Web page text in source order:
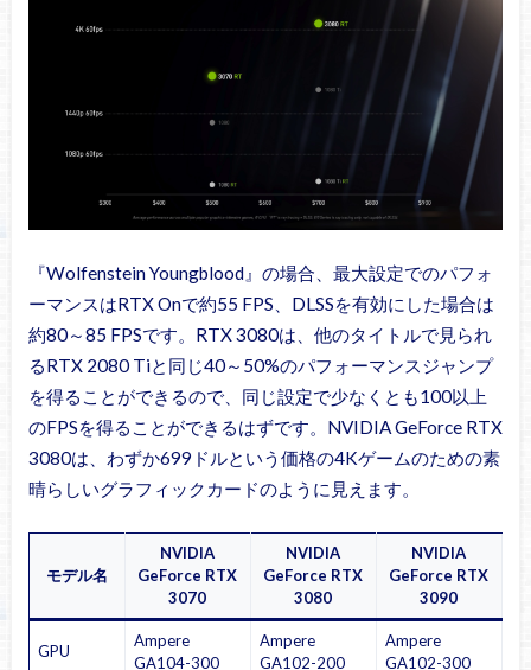
『Wolfenstein Youngblood』の場合、最大設定でのパフォ
ーマンスはRTX Onで約55 FPS、DLSSを有効にした場合は
約80～85 FPSです。RTX 3080は、他のタイトルで見られ
るRTX 2080 Tiと同じ40～50%のパフォーマンスジャンプ
を得ることができるので、同じ設定で少なくとも100以上
のFPSを得ることができるはずです。NVIDIA GeForce RTX
3080は、わずか699ドルという価格の4Kゲームのための素
晴らしいグラフィックカードのように見えます。
モデル名
NVIDIA
GeForce RTX
3070
NVIDIA
GeForce RTX
3080
NVIDIA
GeForce RTX
3090
GPU
Ampere
GA104-300
Ampere
GA102-200
Ampere
GA102-300